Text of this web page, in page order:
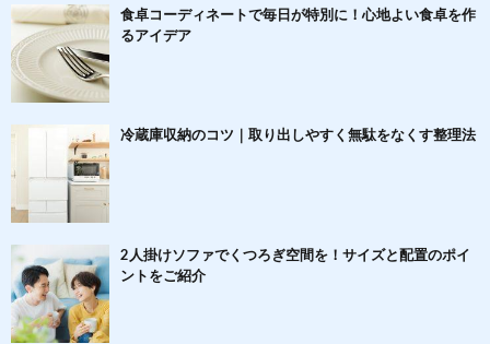
食卓コーディネートで毎日が特別に！心地よい食卓を作
るアイデア
冷蔵庫収納のコツ｜取り出しやすく無駄をなくす整理法
2人掛けソファでくつろぎ空間を！サイズと配置のポイ
ントをご紹介